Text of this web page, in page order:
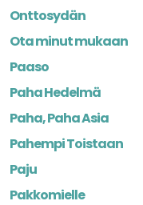
Onttosydän
Ota minut mukaan
Paaso
Paha Hedelmä
Paha, Paha Asia
Pahempi Toistaan
Paju
Pakkomielle